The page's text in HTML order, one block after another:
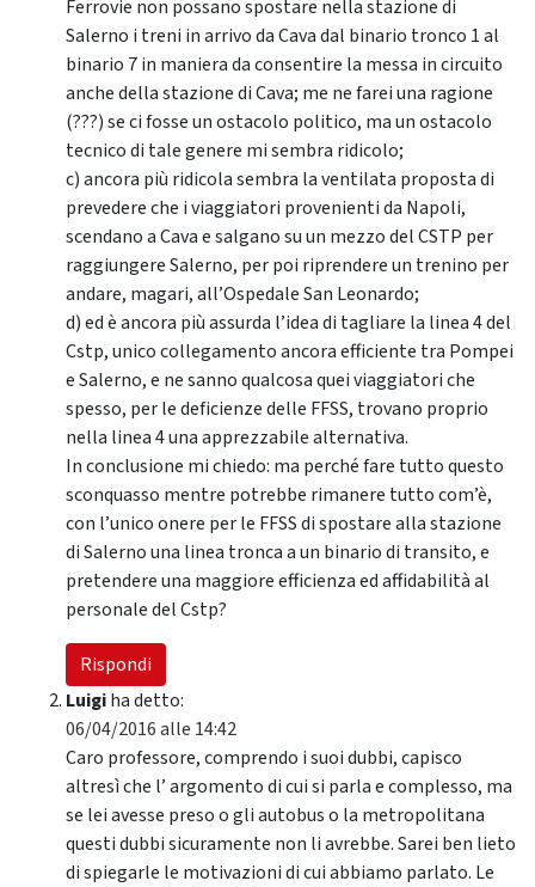
Ferrovie non possano spostare nella stazione di
Salerno i treni in arrivo da Cava dal binario tronco 1 al
binario 7 in maniera da consentire la messa in circuito
anche della stazione di Cava; me ne farei una ragione
(???) se ci fosse un ostacolo politico, ma un ostacolo
tecnico di tale genere mi sembra ridicolo;
c) ancora più ridicola sembra la ventilata proposta di
prevedere che i viaggiatori provenienti da Napoli,
scendano a Cava e salgano su un mezzo del CSTP per
raggiungere Salerno, per poi riprendere un trenino per
andare, magari, all’Ospedale San Leonardo;
d) ed è ancora più assurda l’idea di tagliare la linea 4 del
Cstp, unico collegamento ancora efficiente tra Pompei
e Salerno, e ne sanno qualcosa quei viaggiatori che
spesso, per le deficienze delle FFSS, trovano proprio
nella linea 4 una apprezzabile alternativa.
In conclusione mi chiedo: ma perché fare tutto questo
sconquasso mentre potrebbe rimanere tutto com’è,
con l’unico onere per le FFSS di spostare alla stazione
di Salerno una linea tronca a un binario di transito, e
pretendere una maggiore efficienza ed affidabilità al
personale del Cstp?
Rispondi
Luigiha detto:
06/04/2016 alle 14:42
Caro professore, comprendo i suoi dubbi, capisco
altresì che l’ argomento di cui si parla e complesso, ma
se lei avesse preso o gli autobus o la metropolitana
questi dubbi sicuramente non li avrebbe. Sarei ben lieto
di spiegarle le motivazioni di cui abbiamo parlato. Le